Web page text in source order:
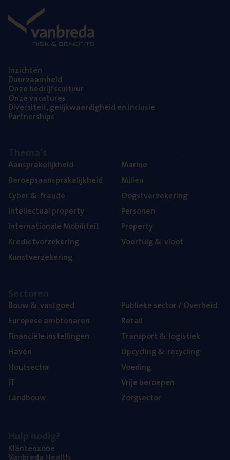
Inzich­ten
Duur­zaam­heid
Onze bedrijfs­cul­tuur
Onze vaca­tu­res
Diver­si­teit, gelijk­waar­dig­heid en inclusie
Part­ner­ships
Aan­spra­ke­lijk­heid
Beroeps­aan­spra­ke­lijk­heid
Cyber& fraude
Intel­lec­tu­al property
Inter­na­ti­o­na­le Mobiliteit
Kre­diet­ver­ze­ke­ring
Kunst­ver­ze­ke­ring
Mari­ne
Mili­eu
Oogst­ver­ze­ke­ring
Per­so­nen
Pro­per­ty
Voer­tuig& vloot
Bouw& vastgoed
Euro­pe­se ambtenaren
Finan­ci­ë­le instellingen
Haven
Hout­sec­tor
IT
Land­bouw
Publie­ke sec­tor / Overheid
Retail
Trans­port& logistiek
Upcy­cling& recycling
Voe­ding
Vrije beroe­pen
Zorg­sec­tor
Klan­ten­zo­ne
Van­b­re­da Health